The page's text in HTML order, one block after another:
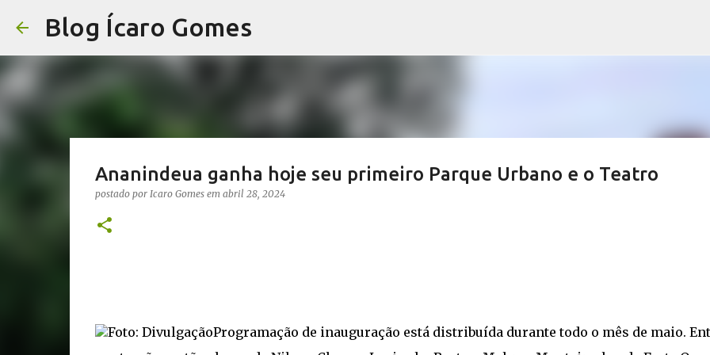
Blog Ícaro Gomes
Ananindeua ganha hoje seu primeiro Parque Urbano e o Teatro
postado por Icaro Gomes em abril 28, 2024
Foto: DivulgaçãoProgramação de inauguração está distribuída durante todo o mês de maio.